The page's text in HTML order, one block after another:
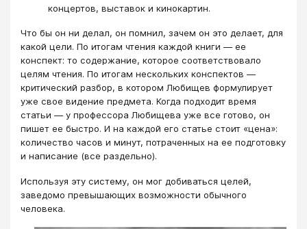
концертов, выставок и ки­нокартин.
Что бы он ни делал, он помнил, зачем он это делает, для
какой цели. По итогам чтения каждой книги — ее
конспект: то содержание, которое соответствовало
целям чтения. По итогам нескольких конспектов —
критический разбор, в котором Любищев формулирует
уже свое видение предмета. Когда подходит время
статьи — у профессора Любищева уже все готово, он
пишет ее быстро. И на каждой его статье стоит «цена»:
количество часов и минут, потраченных на ее подготовку
и написание (все раздельно).
Используя эту систему, он мог добиваться целей,
заведомо превышающих возможности обычного
человека.